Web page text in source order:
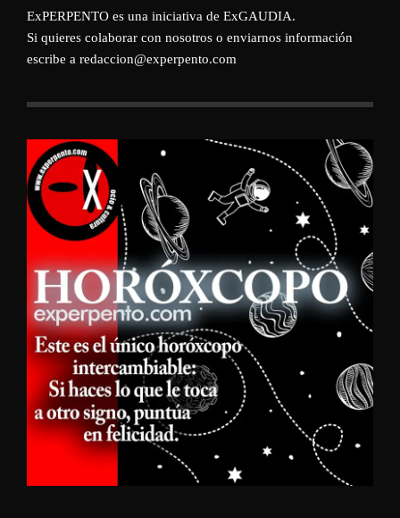
ExPERPENTO es una iniciativa de ExGAUDIA.
Si quieres colaborar con nosotros o enviarnos información
escribe a redaccion@experpento.com